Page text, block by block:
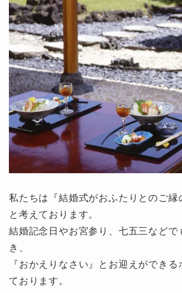
私たちは『結婚式がおふたりとのご縁
と考えております。
結婚記念日やお宮参り、七五三などで
き、
『おかえりなさい』とお迎えができる
ております。